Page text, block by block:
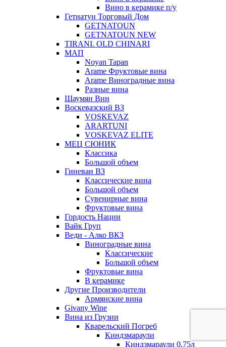
Вино в керамике п/у
Гетнатун Торговый Дом
GETNATOUN
GETNATOUN NEW
TIRANI. OLD CHINARI
МАП
Noyan Tapan
Arame Фруктовые вина
Arame Виноградные вина
Разные вина
Шаумян Вин
Воскевазский ВЗ
VOSKEVAZ
ARARTUNI
VOSKEVAZ ELITE
МЕЦ СЮНИК
Классика
Большой объем
Гиневан ВЗ
Классические вина
Большой объем
Сувенирные вина
Фруктовые вина
Гордость Нации
Вайк Груп
Веди - Алко ВКЗ
Виноградные вина
Классические
Большой объем
Фруктовые вина
В керамике
Другие Производители
Армянские вина
Givany Wine
Вина из Грузии
Кварельский Погреб
Киндзмараули
Киндзмараули 0,75л